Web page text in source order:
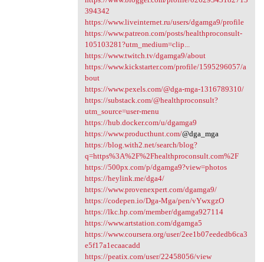
394342
https://www.liveinternet.ru/users/dgamga9/profile
https://www.patreon.com/posts/healthproconsult-
105103281?utm_medium=clip...
https://www.twitch.tv/dgamga9/about
https://www.kickstarter.com/profile/1595296057/a
bout
https://www.pexels.com/@dga-mga-1316789310/
https://substack.com/@healthproconsult?
utm_source=user-menu
https://hub.docker.com/u/dgamga9
https://www.producthunt.com/@dga_mga
https://blog.with2.net/search/blog?
q=https%3A%2F%2Fhealthproconsult.com%2F
https://500px.com/p/dgamga9?view=photos
https://heylink.me/dga4/
https://www.provenexpert.com/dgamga9/
https://codepen.io/Dga-Mga/pen/vYwxgzO
https://lkc.hp.com/member/dgamga927114
https://www.artstation.com/dgamga5
https://www.coursera.org/user/2ee1b07eededb6ca3
e5f17a1ecaacadd
https://peatix.com/user/22458056/view